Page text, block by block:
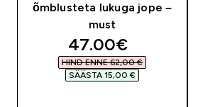
õmblusteta lukuga jope –
must
discounted price
47.00€‎
HIND ENNE 62,00 €‎
SÄÄSTA 15,00 €‎